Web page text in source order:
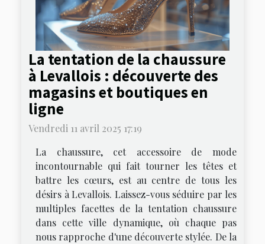
La tentation de la chaussure
à Levallois : découverte des
magasins et boutiques en
ligne
Vendredi 11 avril 2025 17:19
La chaussure, cet accessoire de mode
incontournable qui fait tourner les têtes et
battre les cœurs, est au centre de tous les
désirs à Levallois. Laissez-vous séduire par les
multiples facettes de la tentation chaussure
dans cette ville dynamique, où chaque pas
nous rapproche d'une découverte stylée. De la